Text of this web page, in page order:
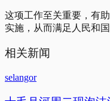
这项工作至关重要，有
实施，从而满足人民和
相关新闻
selangor